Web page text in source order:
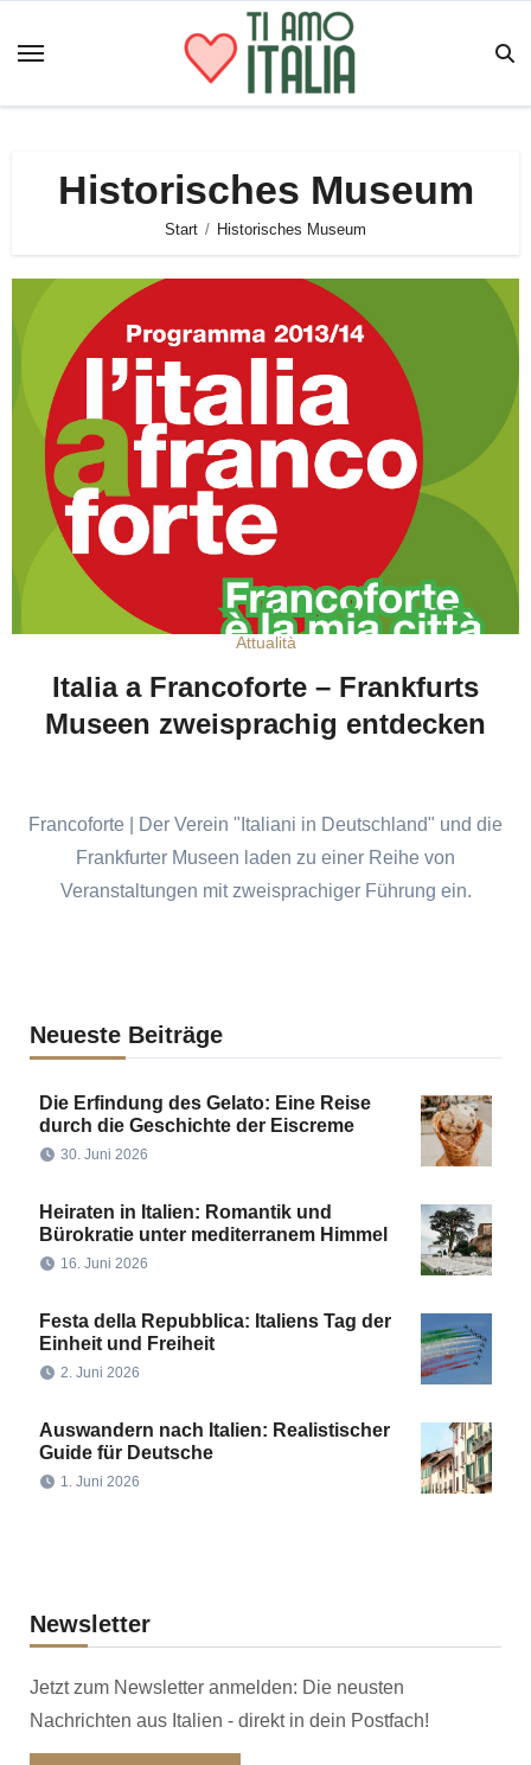
Inhalt
Historisches Museum
Start Historisches Museum
Attualità
Italia a Francoforte – Frankfurts
Museen zweisprachig entdecken
Francoforte | Der Verein "Italiani in Deutschland" und die
Frankfurter Museen laden zu einer Reihe von
Veranstaltungen mit zweisprachiger Führung ein.
Neueste Beiträge
Die Erfindung des Gelato: Eine Reise
durch die Geschichte der Eiscreme
30. Juni 2026
Heiraten in Italien: Romantik und
Bürokratie unter mediterranem Himmel
16. Juni 2026
Festa della Repubblica: Italiens Tag der
Einheit und Freiheit
2. Juni 2026
Auswandern nach Italien: Realistischer
Guide für Deutsche
1. Juni 2026
Newsletter
Jetzt zum Newsletter anmelden: Die neusten
Nachrichten aus Italien - direkt in dein Postfach!